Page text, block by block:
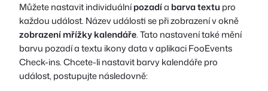
Můžete nastavit individuálnípozadía barva textu pro
každou událost. Název události se při zobrazení v okně
zobrazení mřížky kalendáře. Tato nastavení také mění
barvu pozadí a textu ikony data v aplikaci FooEvents
Check-ins. Chcete-li nastavit barvy kalendáře pro
událost, postupujte následovně: